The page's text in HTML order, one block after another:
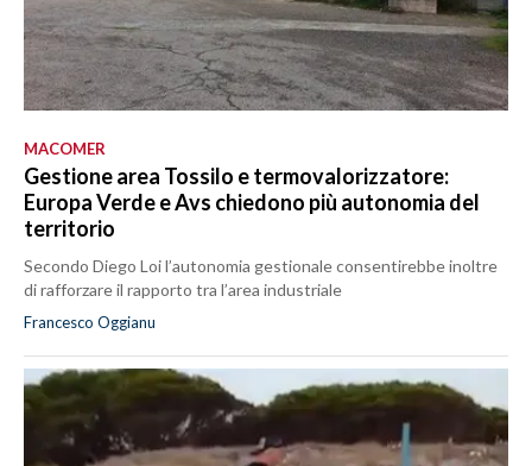
MACOMER
Gestione area Tossilo e termovalorizzatore:
Europa Verde e Avs chiedono più autonomia del
territorio
Secondo Diego Loi l’autonomia gestionale consentirebbe inoltre
di rafforzare il rapporto tra l’area industriale
Francesco Oggianu